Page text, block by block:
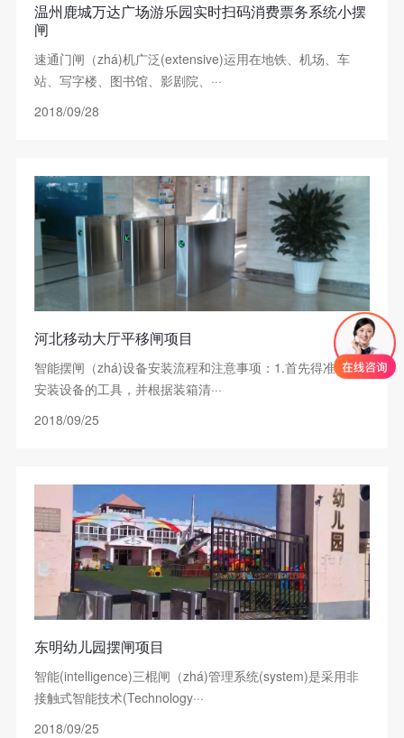
温州鹿城万达广场游乐园实时扫码消费票务系统小摆
闸
速通门闸（zhá)机广泛(extensive)运用在地铁、机场、车
站、写字楼、图书馆、影剧院、···
2018/09/28
河北移动大厅平移闸项目
智能摆闸（zhá)设备安装流程和注意事项：1.首先得准备好
安装设备的工具，并根据装箱清···
2018/09/25
东明幼儿园摆闸项目
智能(intelligence)三棍闸（zhá)管理系统(system)是采用非
接触式智能技术(Technology···
2018/09/25